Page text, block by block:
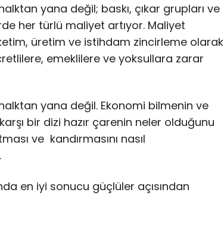
yana değil; baskı, çıkar grupları ve
her türlü maliyet artıyor. Maliyet
üretim ve istihdam zincirleme olarak
emeklilere ve yoksullara zarar
yana değil. Ekonomi bilmenin ve
bir dizi hazır çarenin neler olduğunu
ve kandırmasını nasıl
en iyi sonucu güçlüler açısından